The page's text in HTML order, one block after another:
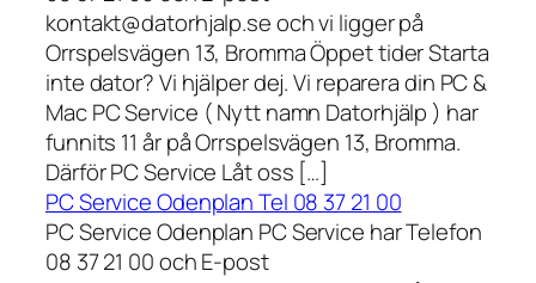
kontakt@datorhjalp.se och vi ligger på
Orrspelsvägen 13, Bromma Öppet tider Starta
inte dator? Vi hjälper dej. Vi reparera din PC &
Mac PC Service ( Nytt namn Datorhjälp ) har
funnits 11 år på Orrspelsvägen 13, Bromma.
Därför PC Service Låt oss […]
PC Service Odenplan Tel 08 37 21 00
PC Service Odenplan PC Service har Telefon
08 37 21 00 och E-post